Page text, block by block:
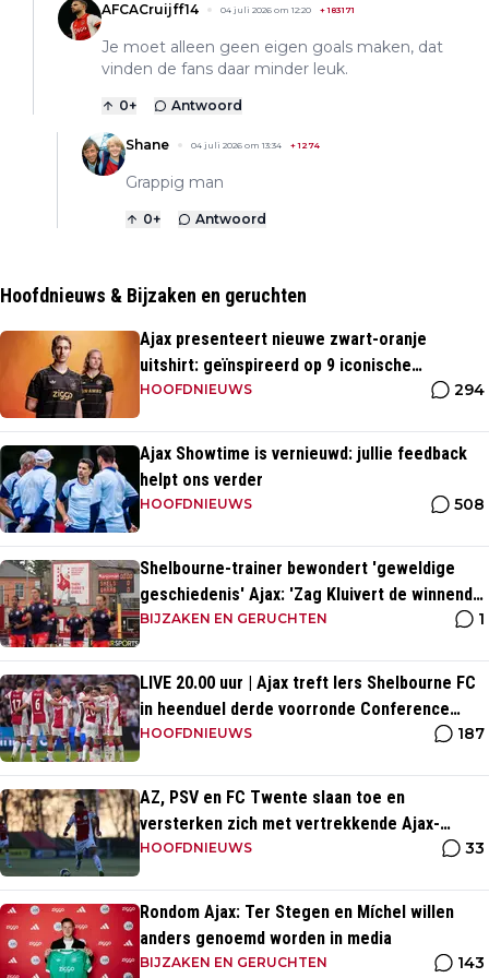
AFCACruijff14 04 juli 2026 om 12:20 +183171
Je moet alleen geen eigen goals maken, dat
vinden de fans daar minder leuk.
0+ Antwoord
Shane 04 juli 2026 om 13:34 +1274
Grappig man
0+ Antwoord
Hoofdnieuws & Bijzaken en geruchten
Ajax presenteert nieuwe zwart-oranje
uitshirt: geïnspireerd op 9 iconische
momenten uit clubhistorie
HOOFDNIEUWS 294
Ajax Showtime is vernieuwd: jullie feedback
helpt ons verder
HOOFDNIEUWS 508
Shelbourne-trainer bewondert 'geweldige
geschiedenis' Ajax: 'Zag Kluivert de winnende
scoren'
BIJZAKEN EN GERUCHTEN 1
LIVE 20.00 uur | Ajax treft Iers Shelbourne FC
in heenduel derde voorronde Conference
League
HOOFDNIEUWS 187
AZ, PSV en FC Twente slaan toe en
versterken zich met vertrekkende Ajax-
talenten
HOOFDNIEUWS 33
Rondom Ajax: Ter Stegen en Míchel willen
anders genoemd worden in media
BIJZAKEN EN GERUCHTEN 143